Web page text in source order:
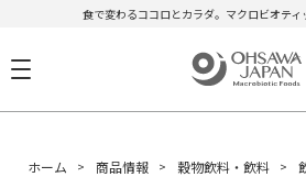
食で変わるココロとカラダ。マクロビオティ
ホーム 商品情報 穀物飲料・飲料